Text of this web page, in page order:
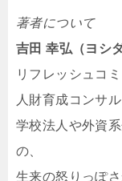
著者について
吉田 幸弘（ヨシ
リフレッシュコ
人財育成コンサ
学校法人や外資
の、
生来の怒りっぽ